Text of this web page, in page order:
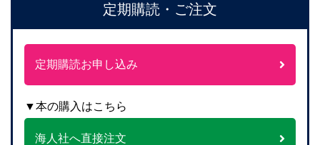
定期購読・ご注文
定期購読お申し込み
▼本の購入はこちら
海人社へ直接注文